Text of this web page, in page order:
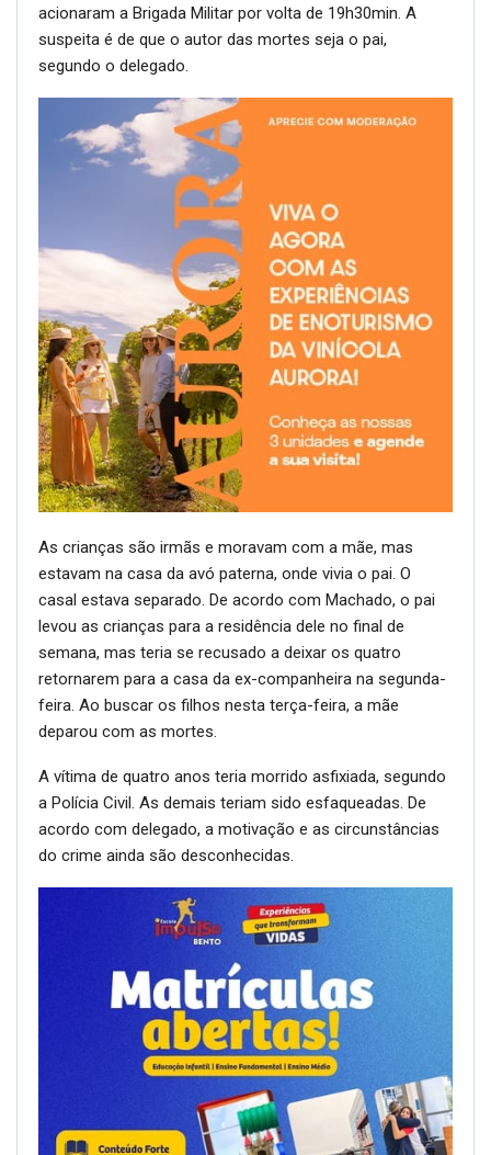
acionaram a Brigada Militar por volta de 19h30min. A
suspeita é de que o autor das mortes seja o pai,
segundo o delegado.
As crianças são irmãs e moravam com a mãe, mas
estavam na casa da avó paterna, onde vivia o pai. O
casal estava separado. De acordo com Machado, o pai
levou as crianças para a residência dele no final de
semana, mas teria se recusado a deixar os quatro
retornarem para a casa da ex-companheira na segunda-
feira. Ao buscar os filhos nesta terça-feira, a mãe
deparou com as mortes.
A vítima de quatro anos teria morrido asfixiada, segundo
a Polícia Civil. As demais teriam sido esfaqueadas. De
acordo com delegado, a motivação e as circunstâncias
do crime ainda são desconhecidas.